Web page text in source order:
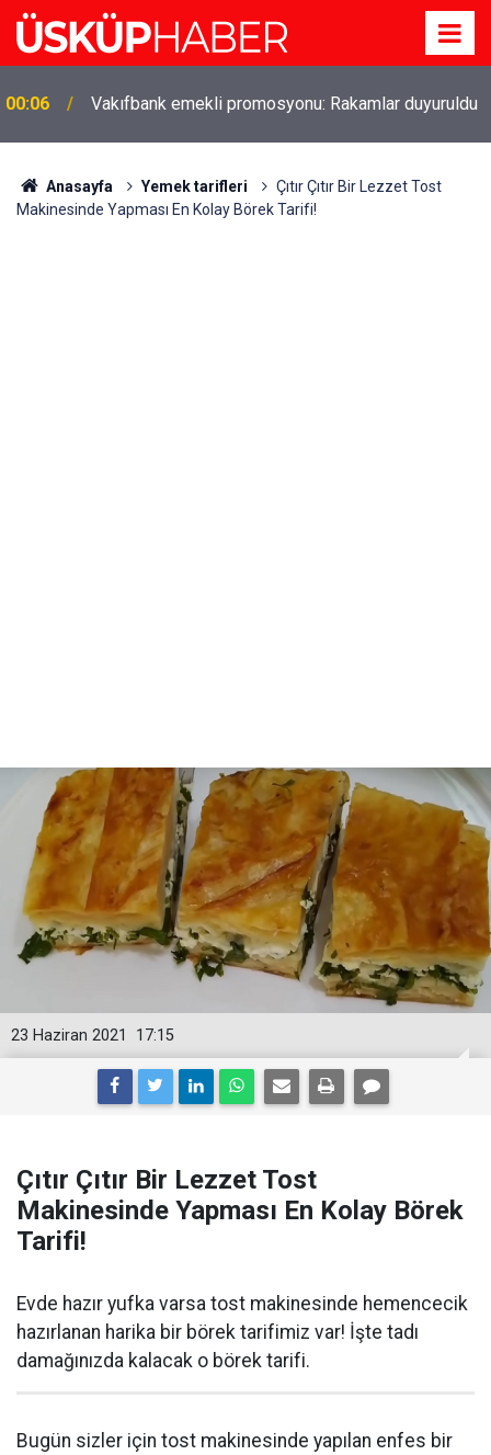
19:21
Gözde oldu! Hem köy hem mahalle hayatı iç içe!
İzmir'deki doğal semt
Anasayfa Yemek tarifleri
Çıtır Çıtır Bir Lezzet Tost
Makinesinde Yapması En Kolay Börek Tarifi!
17:15
23 Haziran 2021
Çıtır Çıtır Bir Lezzet Tost
Makinesinde Yapması En Kolay Börek
Tarifi!
Evde hazır yufka varsa tost makinesinde hemencecik
hazırlanan harika bir börek tarifimiz var! İşte tadı
damağınızda kalacak o börek tarifi.
Bugün sizler için tost makinesinde yapılan enfes bir